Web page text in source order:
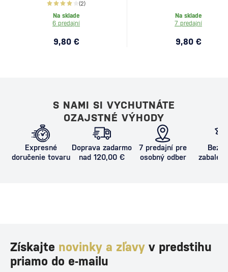
(2)
Na sklade
6 predajní
9,80 €
Na sklade
7 predajní
9,80 €
S NAMI SI VYCHUTNÁTE
OZAJSTNÉ VÝHODY
Expresné
doručenie tovaru
Doprava zadarmo
nad 120,00 €
7 predajní pre
osobný odber
Získajte novinky a zľavy v predstihu
priamo do e-mailu